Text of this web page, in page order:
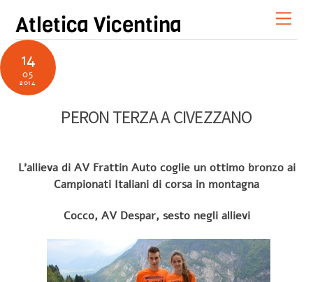
content
Atletica Vicentina
14
05
2014
PERON TERZA A CIVEZZANO
L’allieva di AV Frattin Auto coglie un ottimo bronzo ai
Campionati Italiani di corsa in montagna
Cocco, AV Despar, sesto negli allievi